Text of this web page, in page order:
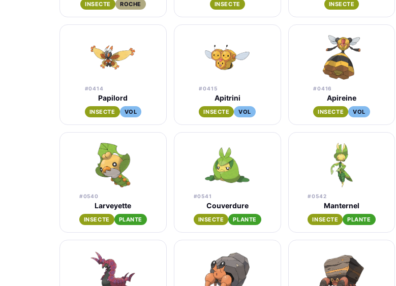
INSECTE ROCHE INSECTE INSECTE
#0414
Papilord
INSECTE VOL
#0415
Apitrini
INSECTE VOL
#0416
Apireine
INSECTE VOL
#0540
Larveyette
INSECTE PLANTE
#0541
Couverdure
INSECTE PLANTE
#0542
Manternel
INSECTE PLANTE